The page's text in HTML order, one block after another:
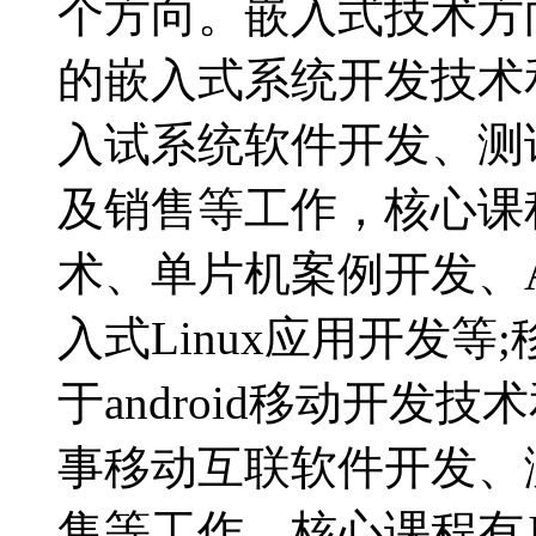
个方向。嵌入式技术
的嵌入式系统开发技
入试系统软件开发、
及销售等工作，核心
术、单片机案例开发
入式Linux应用开发等;
于android移动开发技
事移动互联软件开发